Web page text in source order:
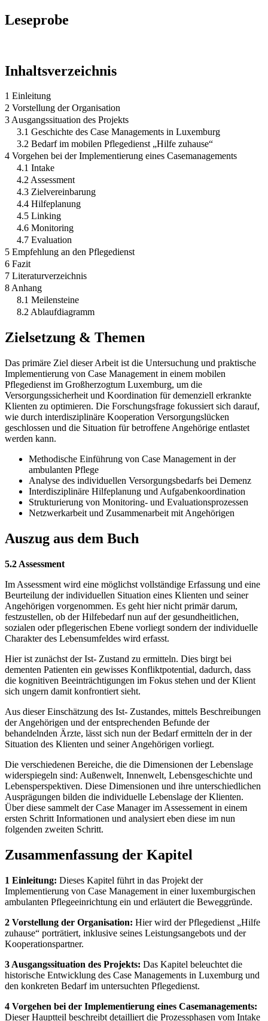
Leseprobe
Inhaltsverzeichnis
1 Einleitung
2 Vorstellung der Organisation
3 Ausgangssituation des Projekts
3.1 Geschichte des Case Managements in Luxemburg
3.2 Bedarf im mobilen Pflegedienst „Hilfe zuhause“
4 Vorgehen bei der Implementierung eines Casemanagements
4.1 Intake
4.2 Assessment
4.3 Zielvereinbarung
4.4 Hilfeplanung
4.5 Linking
4.6 Monitoring
4.7 Evaluation
5 Empfehlung an den Pflegedienst
6 Fazit
7 Literaturverzeichnis
8 Anhang
8.1 Meilensteine
8.2 Ablaufdiagramm
Zielsetzung & Themen
Das primäre Ziel dieser Arbeit ist die Untersuchung und praktische
Implementierung von Case Management in einem mobilen
Pflegedienst im Großherzogtum Luxemburg, um die
Versorgungssicherheit und Koordination für demenziell erkrankte
Klienten zu optimieren. Die Forschungsfrage fokussiert sich darauf,
wie durch interdisziplinäre Kooperation Versorgungslücken
geschlossen und die Situation für betroffene Angehörige entlastet
werden kann.
Methodische Einführung von Case Management in der
ambulanten Pflege
Analyse des individuellen Versorgungsbedarfs bei Demenz
Interdisziplinäre Hilfeplanung und Aufgabenkoordination
Strukturierung von Monitoring- und Evaluationsprozessen
Netzwerkarbeit und Zusammenarbeit mit Angehörigen
Auszug aus dem Buch
5.2 Assessment
Im Assessment wird eine möglichst vollständige Erfassung und eine
Beurteilung der individuellen Situation eines Klienten und seiner
Angehörigen vorgenommen. Es geht hier nicht primär darum,
festzustellen, ob der Hilfebedarf nun auf der gesundheitlichen,
sozialen oder pflegerischen Ebene vorliegt sondern der individuelle
Charakter des Lebensumfeldes wird erfasst.
Hier ist zunächst der Ist- Zustand zu ermitteln. Dies birgt bei
dementen Patienten ein gewisses Konfliktpotential, dadurch, dass
die kognitiven Beeinträchtigungen im Fokus stehen und der Klient
sich ungern damit konfrontiert sieht.
Aus dieser Einschätzung des Ist- Zustandes, mittels Beschreibungen
der Angehörigen und der entsprechenden Befunde der
behandelnden Ärzte, lässt sich nun der Bedarf ermitteln der in der
Situation des Klienten und seiner Angehörigen vorliegt.
Die verschiedenen Bereiche, die die Dimensionen der Lebenslage
widerspiegeln sind: Außenwelt, Innenwelt, Lebensgeschichte und
Lebensperspektiven. Diese Dimensionen und ihre unterschiedlichen
Ausprägungen bilden die individuelle Lebenslage der Klienten.
Über diese sammelt der Case Manager im Assessement in einem
ersten Schritt Informationen und analysiert eben diese im nun
folgenden zweiten Schritt.
Zusammenfassung der Kapitel
1 Einleitung: Dieses Kapitel führt in das Projekt der
Implementierung von Case Management in einer luxemburgischen
ambulanten Pflegeeinrichtung ein und erläutert die Beweggründe.
2 Vorstellung der Organisation: Hier wird der Pflegedienst „Hilfe
zuhause“ porträtiert, inklusive seines Leistungsangebots und der
Kooperationspartner.
3 Ausgangssituation des Projekts: Das Kapitel beleuchtet die
historische Entwicklung des Case Managements in Luxemburg und
den konkreten Bedarf im untersuchten Pflegedienst.
4 Vorgehen bei der Implementierung eines Casemanagements:
Dieser Hauptteil beschreibt detailliert die Prozessphasen vom Intake